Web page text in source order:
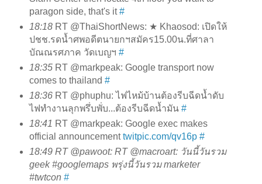
paragon side, that's it#
18:18RT @ThaiShortNews: ★ Khaosod: เปิดให้
ปชช.รดน้ำศพอดีตนายกฯสมัคร15.00น.ที่ศาลา
บัณณรศภาค วัดเบญฯ #
18:35RT @markpeak: Google transport now
comes to thailand #
18:36RT @phuphu: ไฟไหม้บ้านต้องรีบฉีดน้ำดับ
ไฟทำงานลุกพรึ่บพั่บ...ต้องรีบฉีดน้ำมัน #
18:41 RT @markpeak: Google exec makes
official announcementtwitpic.com/qv16p #
18:49RT @pawoot: RT @macroart: วันนี้วันรวม
geek #googlemaps พรุ่งนี้วันรวม marketer
#twtcon #